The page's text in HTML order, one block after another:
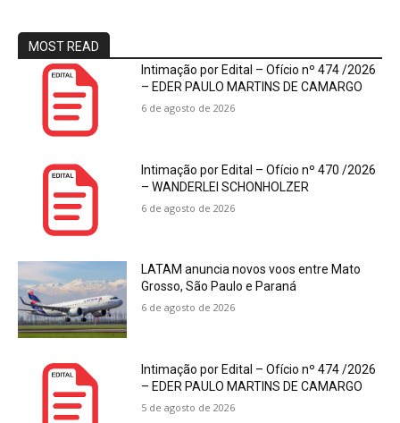
MOST READ
Intimação por Edital – Ofício nº 474 /2026
– EDER PAULO MARTINS DE CAMARGO
6 de agosto de 2026
Intimação por Edital – Ofício nº 470 /2026
– WANDERLEI SCHONHOLZER
6 de agosto de 2026
LATAM anuncia novos voos entre Mato
Grosso, São Paulo e Paraná
6 de agosto de 2026
Intimação por Edital – Ofício nº 474 /2026
– EDER PAULO MARTINS DE CAMARGO
5 de agosto de 2026